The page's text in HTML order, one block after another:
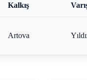
Kalkış
Artova